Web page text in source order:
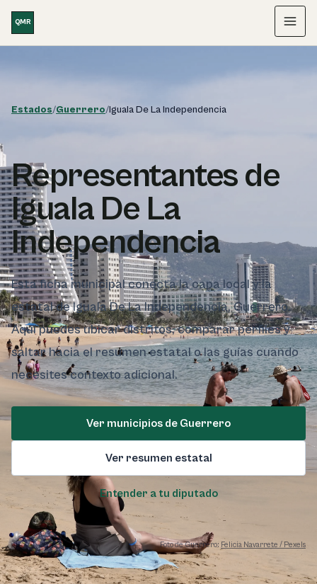
QMR Menú
Estados/Guerrero/Iguala De La Independencia
Representantes de
Iguala De La
Independencia
Esta ficha municipal conecta la capa local y la
estatal de Iguala De La Independencia, Guerrero.
Aquí puedes ubicar distritos, comparar perfiles y
saltar hacia el resumen estatal o las guías cuando
necesites contexto adicional.
Ver municipios de Guerrero
Ver resumen estatal
Entender a tu diputado
Foto de Guerrero: Felicia Navarrete / Pexels